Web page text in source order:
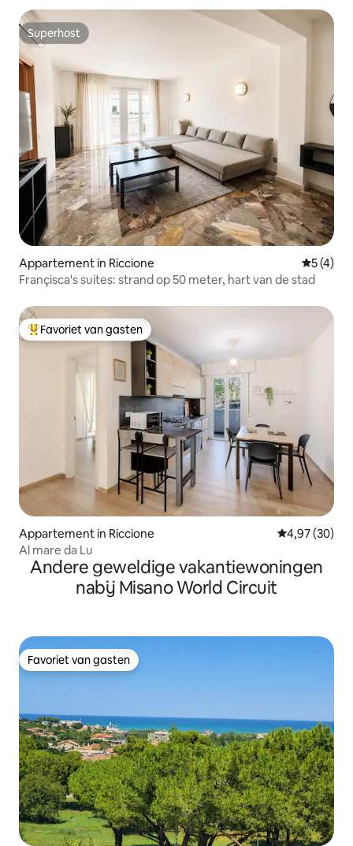
Superhost
Superhost
Appartement in Riccione
5 (4)
Françisca's suites: strand op 50 meter, hart van de stad
Topfavoriet van gasten
Favoriet van gasten
Appartement in Riccione Gemiddelde
4,97 (30)
Al mare da Lu
Andere geweldige vakantiewoningen
nabij Misano World Circuit
Favoriet van gasten
Favoriet van gasten